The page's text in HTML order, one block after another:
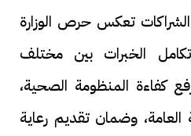
تعكس حرص الوزارة
الخبرات بين مختلف
كفاءة المنظومة الصحية،
وضمان تقديم رعاية